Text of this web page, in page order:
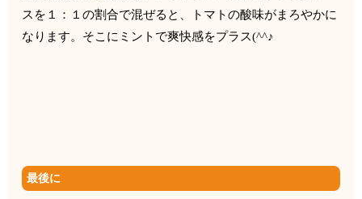
スを１：
１の割合で混ぜると、トマトの酸味がまろやかに
なります。 そこにミントで爽快感をプラス(^^♪
最後に